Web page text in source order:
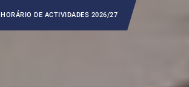
HORÁRIO DE ACTIVIDADES 2026/27